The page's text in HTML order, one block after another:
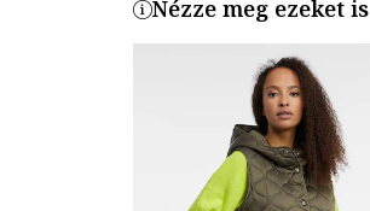
Nézze meg ezeket is